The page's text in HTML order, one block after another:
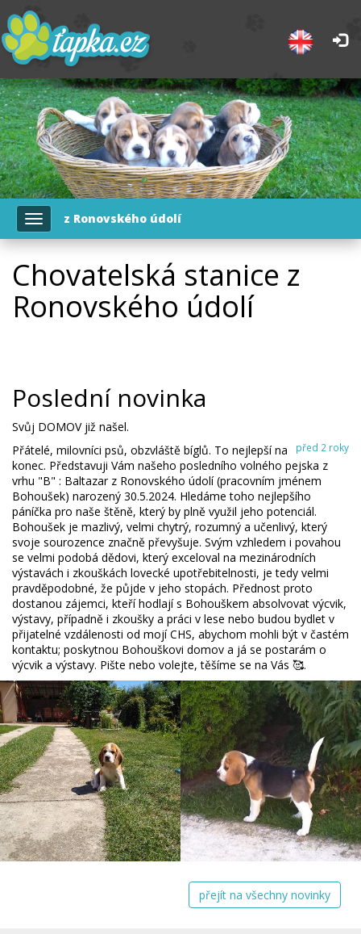
Toggle
navigation
z Ronovského údolí
Chovatelská stanice z
Ronovského údolí
Poslední novinka
před 2 roky
Svůj DOMOV již našel.
Přátelé, milovníci psů, obzvláště bíglů. To nejlepší na
konec. Představuji Vám našeho posledního volného pejska z
vrhu "B" : Baltazar z Ronovského údolí (pracovním jménem
Bohoušek) narozený 30.5.2024. Hledáme toho nejlepšího
páníčka pro naše štěně, který by plně využil jeho potenciál.
Bohoušek je mazlivý, velmi chytrý, rozumný a učenlivý, který
svoje sourozence značně převyšuje. Svým vzhledem i povahou
se velmi podobá dědovi, který exceloval na mezinárodních
výstavách i zkouškách lovecké upotřebitelnosti, je tedy velmi
pravděpodobné, že půjde v jeho stopách. Přednost proto
dostanou zájemci, kteří hodlají s Bohouškem absolvovat výcvik,
výstavy, případně i zkoušky a práci v lese nebo budou bydlet v
přijatelné vzdálenosti od mojí CHS, abychom mohli být v častém
kontaktu; poskytnou Bohouškovi domov a já se postarám o
výcvik a výstavy. Pište nebo volejte, těšíme se na Vás 🥰.
přejít na všechny novinky